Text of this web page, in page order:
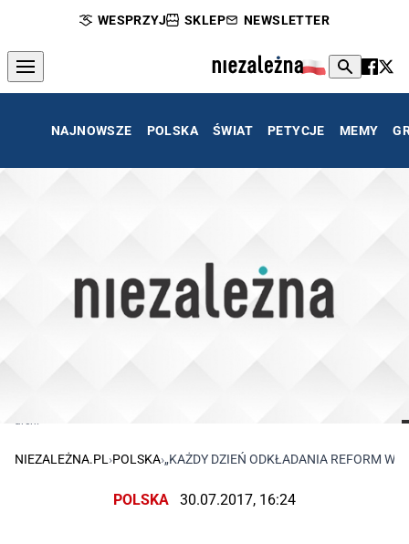
WESPRZYJ SKLEP NEWSLETTER
NAJNOWSZE POLSKA ŚWIAT PETYCJE MEMY
NIEZALEŻNA.PL ›POLSKA›„KAŻDY DZIEŃ ODKŁADANIA REFORM W
POLSKA 30.07.2017, 16:24